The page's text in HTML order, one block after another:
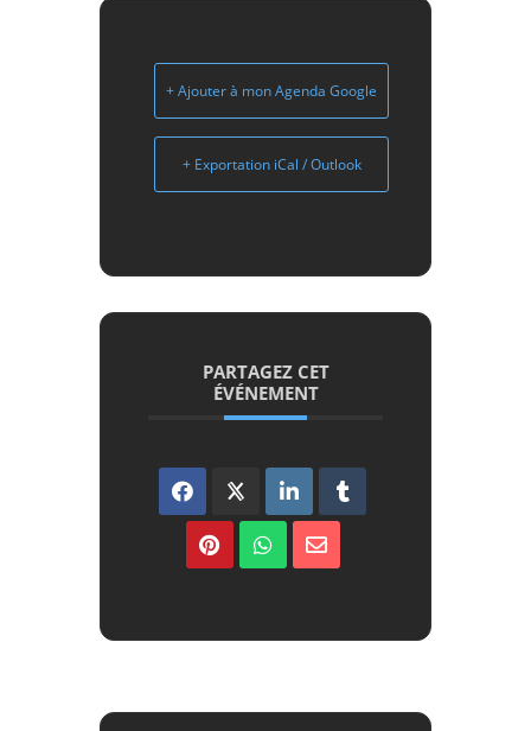
+ Ajouter à mon Agenda Google
+ Exportation iCal / Outlook
PARTAGEZ CET
ÉVÉNEMENT